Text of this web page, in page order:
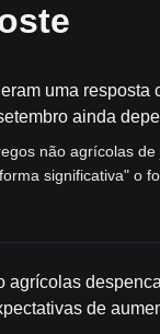
uma
ainda
não agrícolas
significativa" o
terá mais motivos
agrícolas
de